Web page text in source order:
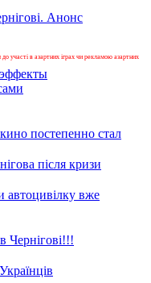
Анонс
участі в азартних іграх чи рекламою азартних
постепенно стал
після кризи
вже
Чернігові!!!